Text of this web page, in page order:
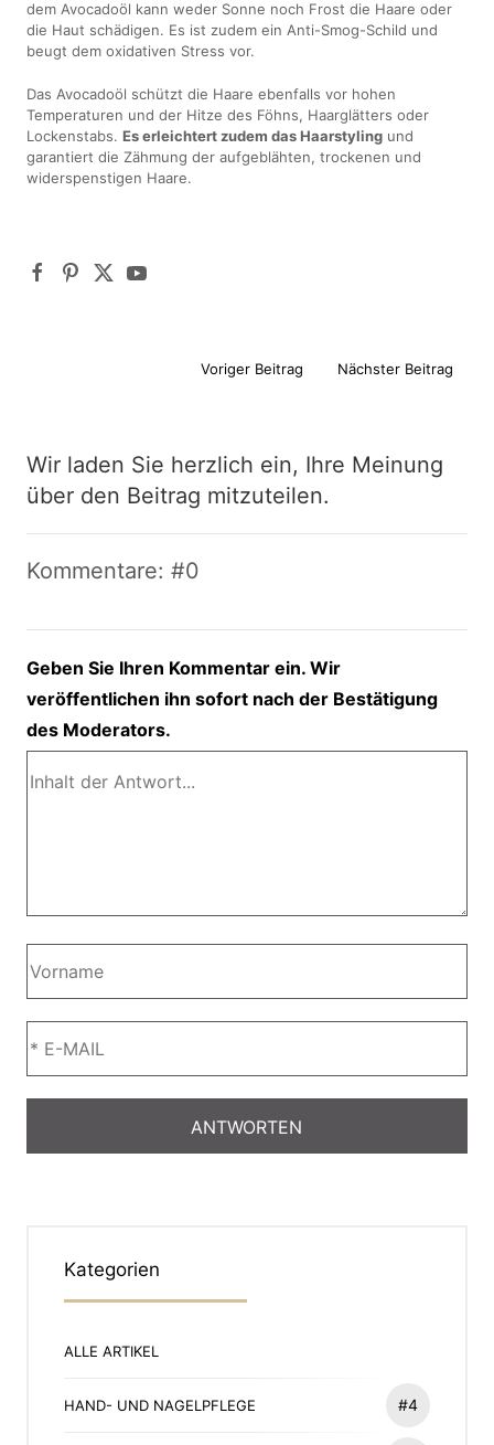
dem Avocadoöl kann weder Sonne noch Frost die Haare oder
die Haut schädigen. Es ist zudem ein Anti-Smog-Schild und
beugt dem oxidativen Stress vor.
Das Avocadoöl schützt die Haare ebenfalls vor hohen
Temperaturen und der Hitze des Föhns, Haarglätters oder
Lockenstabs.Es erleichtert zudem das Haarstyling und
garantiert die Zähmung der aufgeblähten, trockenen und
widerspenstigen Haare.
Voriger Beitrag Nächster Beitrag
Wir laden Sie herzlich ein, Ihre Meinung
über den Beitrag mitzuteilen.
Kommentare: #0
Geben Sie Ihren Kommentar ein. Wir
veröffentlichen ihn sofort nach der Bestätigung
des Moderators.
Kategorien
ALLE ARTIKEL
HAND- UND NAGELPFLEGE #4